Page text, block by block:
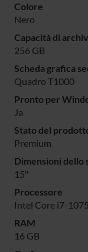
Colore
Nero
Capacità di
256 GB
Scheda grafica
Quadro T1000
Pronto per
Ja
Stato del
Premium
Dimensioni dello
15"
Processore
Intel Core i7-
RAM
16 GB